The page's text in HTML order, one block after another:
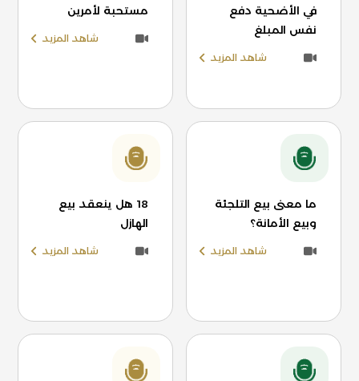
في الأضحية دفع
نفس المبلغ
شاهد المزيد
مستحبة لأمرين
شاهد المزيد
ما معنى بيع التلجئة
وبيع الأمانة؟
شاهد المزيد
18 هل ينعقد بيع
الهازل
شاهد المزيد